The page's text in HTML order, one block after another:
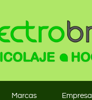
Marcas Empresa